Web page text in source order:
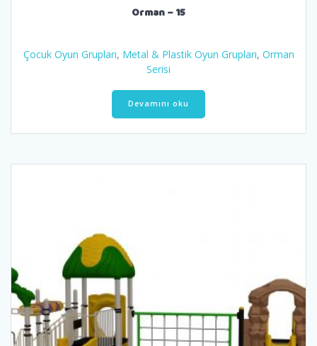
Orman – 15
Çocuk Oyun Grupları, Metal & Plastik Oyun Grupları, Orman
Serisi
Devamını oku